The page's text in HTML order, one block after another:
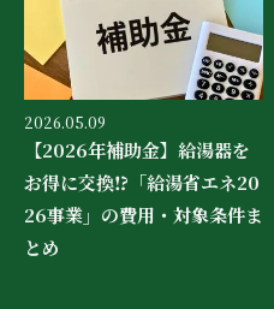
2026.05.09
【2026年補助金】給湯器を
お得に交換⁉「給湯省エネ20
26事業」の費用・対象条件ま
とめ